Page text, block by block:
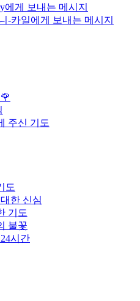
에게 보내는 메시지
-카일에게 보내는 메시지
🌹
주신 기도
도
한 신심
기도
불꽃
시간